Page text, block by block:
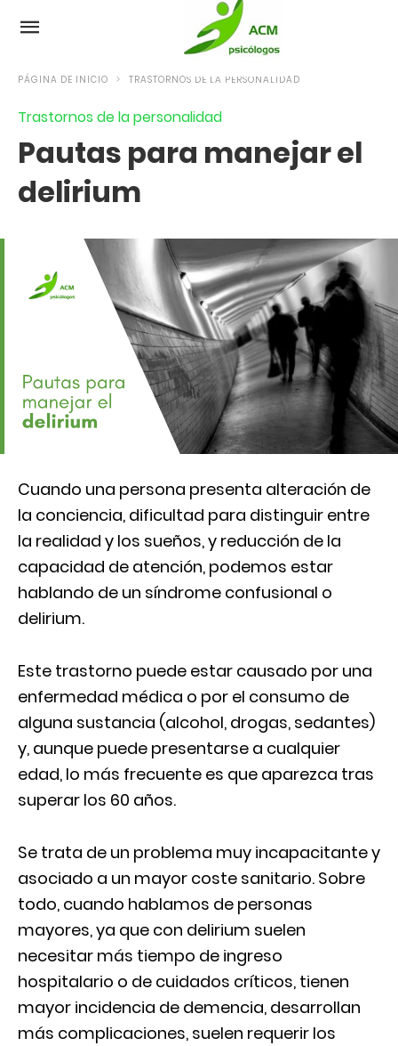
PÁGINA DE INICIO TRASTORNOS DE LA PERSONALIDAD
Trastornos de la personalidad
Pautas para manejar el
delirium
Cuando una persona presenta alteración de
la conciencia, dificultad para distinguir entre
la realidad y los sueños, y reducción de la
capacidad de atención, podemos estar
hablando de un síndrome confusional o
delirium.
Este trastorno puede estar causado por una
enfermedad médica o por el consumo de
alguna sustancia (alcohol, drogas, sedantes)
y, aunque puede presentarse a cualquier
edad, lo más frecuente es que aparezca tras
superar los 60 años.
Se trata de un problema muy incapacitante y
asociado a un mayor coste sanitario. Sobre
todo, cuando hablamos de personas
mayores, ya que con delirium suelen
necesitar más tiempo de ingreso
hospitalario o de cuidados críticos, tienen
mayor incidencia de demencia, desarrollan
más complicaciones, suelen requerir los